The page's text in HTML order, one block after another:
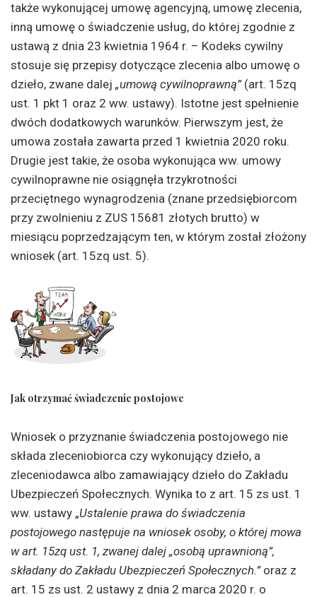
także wykonującej umowę agencyjną, umowę zlecenia,
inną umowę o świadczenie usług, do której zgodnie z
ustawą z dnia 23 kwietnia 1964 r. – Kodeks cywilny
stosuje się przepisy dotyczące zlecenia albo umowę o
dzieło, zwane dalej „umową cywilnoprawną”(art. 15zq
ust. 1 pkt 1 oraz 2 ww. ustawy). Istotne jest spełnienie
dwóch dodatkowych warunków. Pierwszym jest, że
umowa została zawarta przed 1 kwietnia 2020 roku.
Drugie jest takie, że osoba wykonująca ww. umowy
cywilnoprawne nie osiągnęła trzykrotności
przeciętnego wynagrodzenia (znane przedsiębiorcom
przy zwolnieniu z ZUS 15681 złotych brutto) w
miesiącu poprzedzającym ten, w którym został złożony
wniosek (art. 15zq ust. 5).
Jak otrzymać świadczenie postojowe
Wniosek o przyznanie świadczenia postojowego nie
składa zleceniobiorca czy wykonujący dzieło, a
zleceniodawca albo zamawiający dzieło do Zakładu
Ubezpieczeń Społecznych. Wynika to z art. 15 zs ust. 1
ww. ustawy „Ustalenie prawa do świadczenia
postojowego następuje na wniosek osoby, o której mowa
w art. 15zq ust. 1, zwanej dalej „osobą uprawnioną”,
składany do Zakładu Ubezpieczeń Społecznych.”oraz z
art. 15 zs ust. 2 ustawy z dnia 2 marca 2020 r. o